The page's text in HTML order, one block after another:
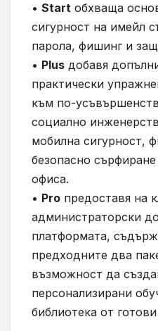
• Start обхваща
сигурност на имейл
парола, фишинг и
• Plus добавя
практически
към по-
социално
мобилна сигурност,
безопасно
офиса.
• Pro предоставя на
администраторски
платформата,
предходните два
възможност да
персонализирани
библиотека от